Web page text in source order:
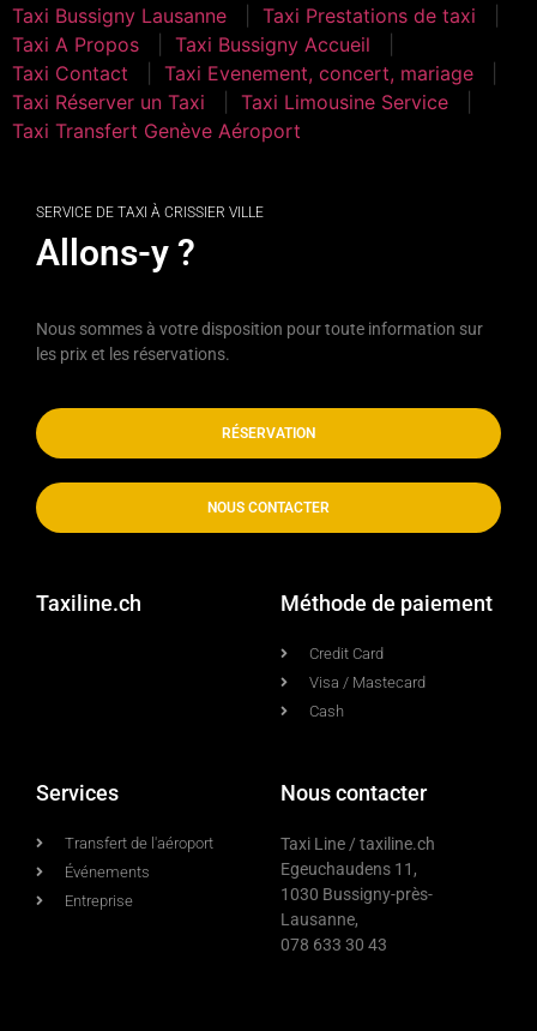
Taxi Bussigny Lausanne
Taxi Prestations de taxi
Taxi A Propos
Taxi Bussigny Accueil
Taxi Contact
Taxi Evenement, concert, mariage
Taxi Réserver un Taxi
Taxi Limousine Service
Taxi Transfert Genève Aéroport
SERVICE DE TAXI À CRISSIER VILLE
Allons-y ?
Nous sommes à votre disposition pour toute information sur
les prix et les réservations.
RÉSERVATION
NOUS CONTACTER
Taxiline.ch Méthode de paiement
Credit Card
Visa / Mastecard
Cash
Services
Transfert de l'aéroport
Événements
Entreprise
Nous contacter
Taxi Line / taxiline.ch
Egeuchaudens 11,
1030 Bussigny-près-
Lausanne,
078 633 30 43